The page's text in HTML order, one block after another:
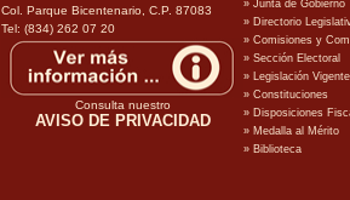
Col. Parque Bicentenario, C.P. 87083
Tel: (834) 262 07 20
Consulta nuestro
AVISO DE PRIVACIDAD